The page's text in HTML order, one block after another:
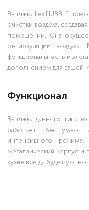
Вытяжка Lex HUBBLE
очистки воздуха,
помещении. Она
рециркуляции
функциональность и
дополнением для вашей
Функционал
Вытяжка данного типа
работает бесшумно
интенсивного
металлический корпус и
кухне всегда будет уютно.